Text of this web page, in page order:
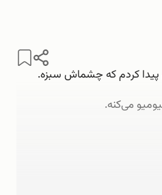
پیدا کردم که چشماش سبزه.
می‌کنه.